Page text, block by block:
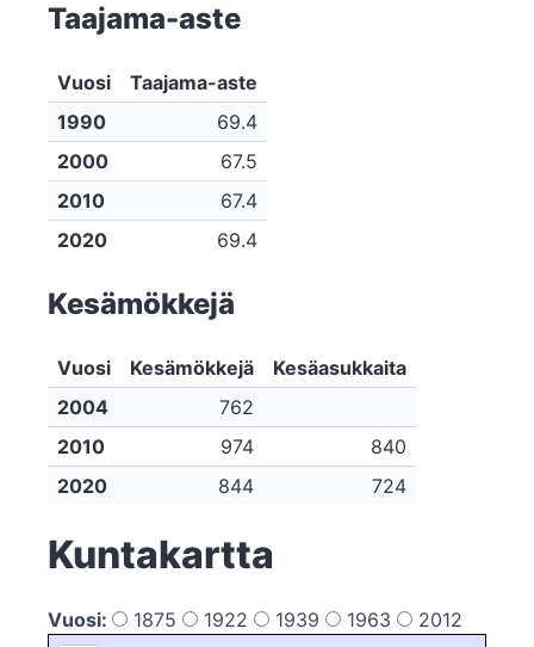
Taajama-aste
Vuosi
Taajama-aste
1990
69.4
2000
67.5
2010
67.4
2020
69.4
Kesämökkejä
Vuosi Kesämökkejä
Kesäasukkaita
2004
762
2010
974
840
2020
844 724
Kuntakartta
Vuosi: 1875 1922 1939 1963 2012